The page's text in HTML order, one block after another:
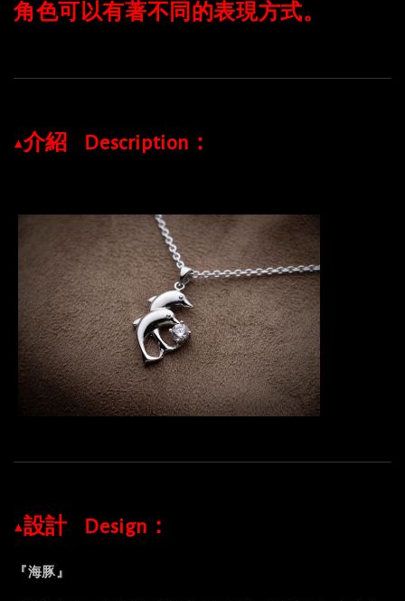
角色可以有著不同的表現方式。
▲介紹⠀Description：
▲設計⠀Design：
『海豚』